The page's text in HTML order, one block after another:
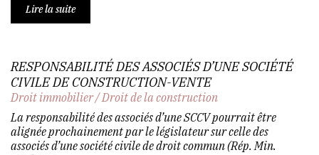
Lire la suite
RESPONSABILITÉ DES ASSOCIÉS D’UNE SOCIÉTÉ
CIVILE DE CONSTRUCTION-VENTE
Droit immobilier/Droit de la construction
La responsabilité des associés d’une SCCV pourrait être
alignée prochainement par le législateur sur celle des
associés d’une société civile de droit commun (Rép. Min.